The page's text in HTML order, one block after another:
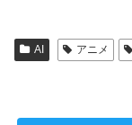
AI アニメ